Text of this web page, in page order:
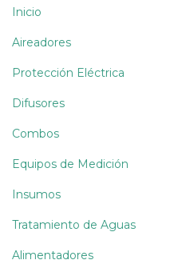
Inicio
Aireadores
Protección Eléctrica
Difusores
Combos
Equipos de Medición
Insumos
Tratamiento de Aguas
Alimentadores